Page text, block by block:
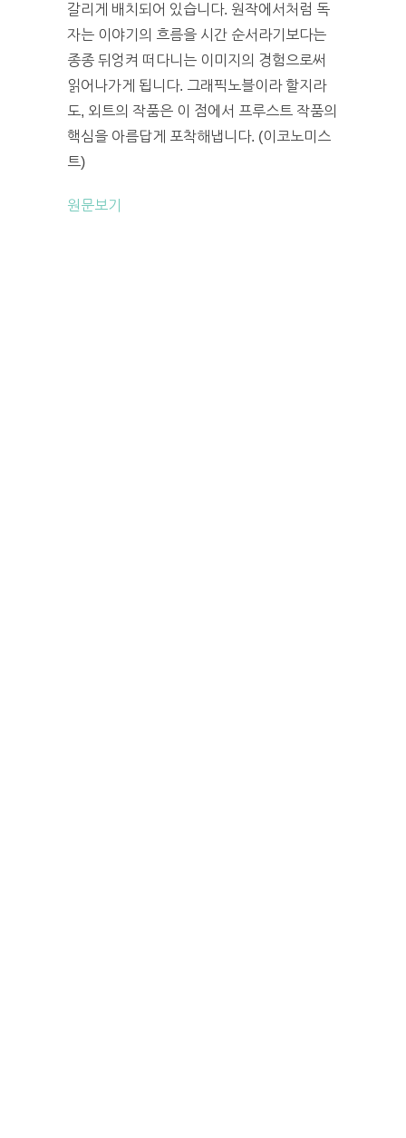
갈리게 배치되어 있습니다. 원작에서처럼 독
자는 이야기의 흐름을 시간 순서라기보다는
종종 뒤엉켜 떠다니는 이미지의 경험으로써
읽어나가게 됩니다. 그래픽노블이라 할지라
도, 외트의 작품은 이 점에서 프루스트 작품의
핵심을 아름답게 포착해냅니다. (이코노미스
트)
원문보기